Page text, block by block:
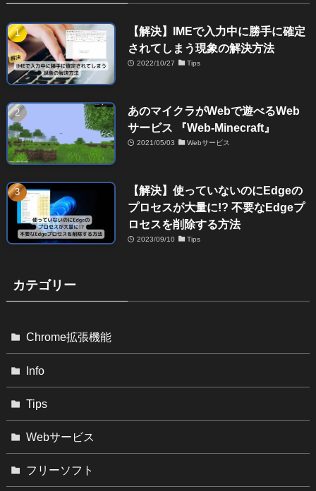
【解決】IMEで入力中に勝手に確定
されてしまう現象の解決方法
2022/10/27 Tips
あのマイクラがWebで遊べるWeb
サービス 『Web-Minecraft』
2021/05/03 Webサービス
【解決】使っていないのにEdgeの
プロセスが大量に!? 不要なEdgeプ
ロセスを削除する方法
2023/09/10 Tips
カテゴリー
Chrome拡張機能
Info
Tips
Webサービス
フリーソフト